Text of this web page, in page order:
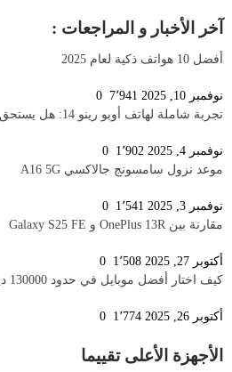
آخر الأخبار و المراجعات :
أفضل 10 هواتف ذكية لعام 2025
نوفمبر 10, 2025 7٬941
تجربة شاملة لهاتف أوبو رينو 14: هل يستحق الشراء؟
نوفمبر 4, 2025 1٬902
موعد نزول سامسونج جالاكسي A16 5G
نوفمبر 3, 2025 1٬541
مقارنة بين OnePlus 13R و Galaxy S25 FE
أكتوبر 27, 2025 1٬508
كيف اختار أفضل موبايل في حدود 130000 دينار
أكتوبر 26, 2025 1٬774
الأجهزة الأعلى تقييما